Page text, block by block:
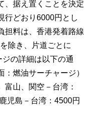
、据え置くことを決定
行どおり6000円とし
担料は、香港発着路線
除き、片道ごとに
の詳細は以下の通
燃油サーチャージ）
山、関空－台湾：
児島－台湾：4500円